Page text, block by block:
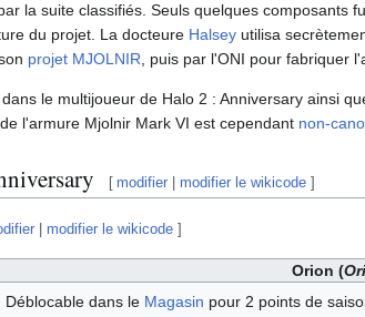
la suite classifiés. Seuls quelques composants
du projet. La docteure Halsey utilisa
projet MJOLNIR , puis par l'ONI pour fabriquer
le multijoueur de Halo 2 : Anniversary ainsi
l'armure Mjolnir Mark VI est cependant non-
[ modifier |modifier le wikicode ]
|modifier le wikicode ]
Orion (
Déblocable dans le Magasin pour 2 points de